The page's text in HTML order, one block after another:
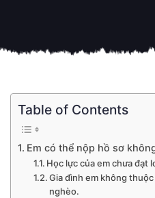
Table of Contents
Em có thể nộp hồ sơ
Học lực của em chưa đạt
Gia đình em không
nghèo.